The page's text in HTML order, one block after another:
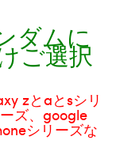
ダムに
ご選択
zとaとsシリ
ズ、google
シリーズな